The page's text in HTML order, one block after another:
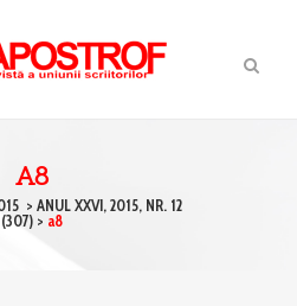
A8
> ANUL XXVI, 2015, NR. 12
(307) > a8